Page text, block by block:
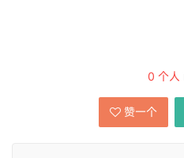
0 个人
赞一个